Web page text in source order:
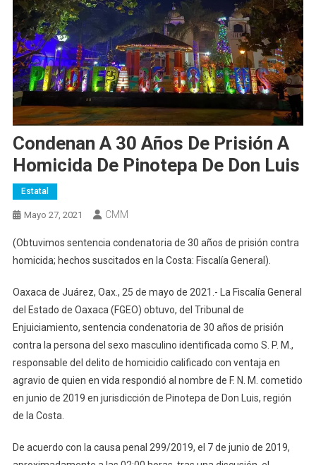
Condenan A 30 Años De Prisión A
Homicida De Pinotepa De Don Luis
Estatal
Mayo 27, 2021 CMM
(Obtuvimos sentencia condenatoria de 30 años de prisión contra
homicida; hechos suscitados en la Costa: Fiscalía General).
Oaxaca de Juárez, Oax., 25 de mayo de 2021.- La Fiscalía General
del Estado de Oaxaca (FGEO) obtuvo, del Tribunal de
Enjuiciamiento, sentencia condenatoria de 30 años de prisión
contra la persona del sexo masculino identificada como S. P. M.,
responsable del delito de homicidio calificado con ventaja en
agravio de quien en vida respondió al nombre de F. N. M. cometido
en junio de 2019 en jurisdicción de Pinotepa de Don Luis, región
de la Costa.
De acuerdo con la causa penal 299/2019, el 7 de junio de 2019,